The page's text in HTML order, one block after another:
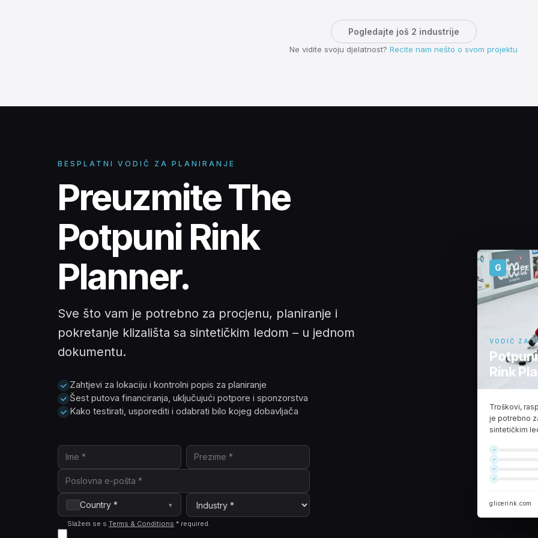
Pogledajte još 2 industrije
Ne vidite svoju djelatnost? Recite nam nešto o svom projektu
BESPLATNI VODIČ ZA PLANIRANJE
Preuzmite The
Potpuni Rink
Planner.
Sve što vam je potrebno za procjenu, planiranje i
pokretanje klizališta sa sintetičkim ledom – u jednom
dokumentu.
Zahtjevi za lokaciju i kontrolni popis za planiranje
Šest putova financiranja, uključujući potpore i sponzorstva
Kako testirati, usporediti i odabrati bilo kojeg dobavljača
Country * ▾
Slažem se s Terms & Conditions * required.
G GLICE
VODIČ ZA
Potpuni
Rink
Troškovi,
je potrebno
sintetičkim
glicerink.com